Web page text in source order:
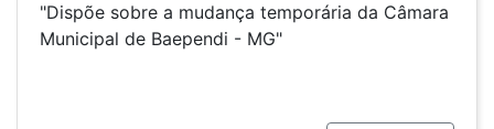
"Dispõe sobre a mudança temporária da Câmara
Municipal de Baependi - MG"